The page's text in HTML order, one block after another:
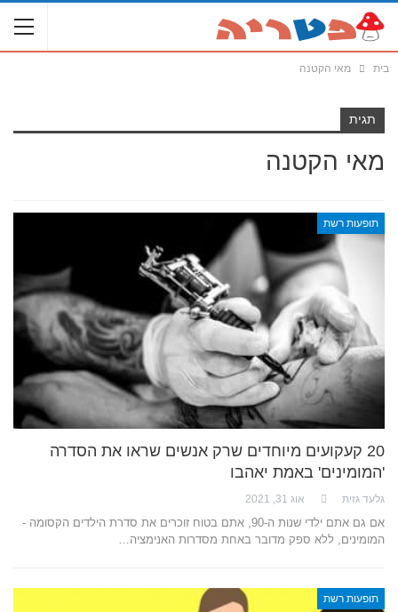
בית מאי הקטנה
תגית
מאי הקטנה
תופעות רשת
20 קעקועים מיוחדים שרק אנשים שראו את הסדרה
'המומינים' באמת יאהבו
גלעד גזית אוג 31, 2021
אם גם אתם ילדי שנות ה-90, אתם בטוח זוכרים את סדרת הילדים הקסומה -
המומינים, ללא ספק מדובר באחת מסדרות האנימציה…
תופעות רשת